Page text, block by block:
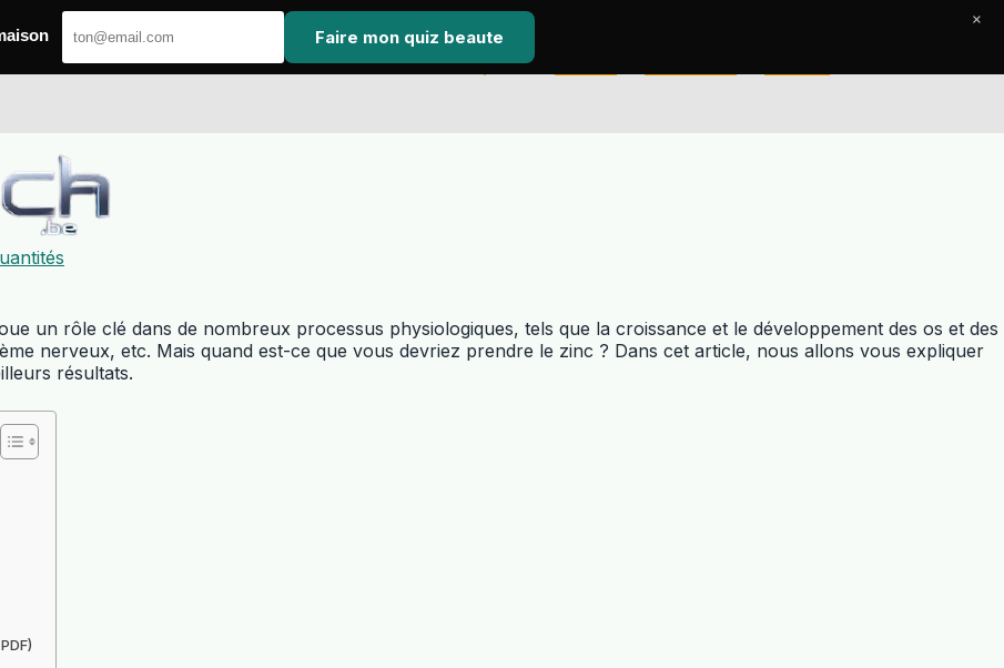
un rôle clé dans de nombreux processus physiologiques, tels que la croissance et le développement des os et des
nerveux, etc. Mais quand est-ce que vous devriez prendre le zinc ? Dans cet article, nous allons vous expliquer
résultats.
Faire mon quiz beaute
×